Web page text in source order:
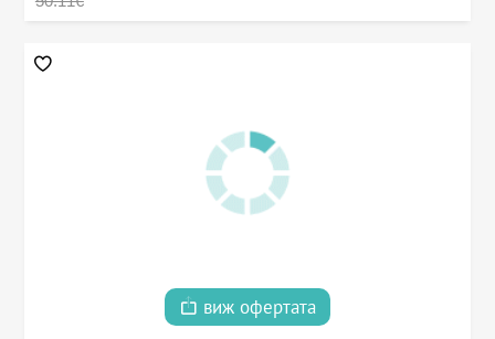
виж офертата